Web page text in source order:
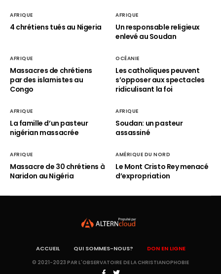
AFRIQUE
4 chrétiens tués au Nigeria
AFRIQUE
Un responsable religieux
enlevé au Soudan
AFRIQUE
Massacres de chrétiens
par des islamistes au
Congo
OCÉANIE
Les catholiques peuvent
s’opposer aux spectacles
ridiculisant la foi
AFRIQUE
La famille d’un pasteur
nigérian massacrée
AFRIQUE
Soudan: un pasteur
assassiné
AFRIQUE
Massacre de 30 chrétiens à
Naridon au Nigéria
AMÉRIQUE DU NORD
Le Mont Cristo Rey menacé
d’expropriation
ACCUEIL QUI SOMMES-NOUS? DON EN LIGNE
© 2021-2023 PAR L'OBSERVATOIRE DE LA CHRISTIANOPHOBIE